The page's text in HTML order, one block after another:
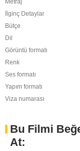
Metraj
İlginç Detaylar
Bütçe
Dil
Görüntü formatı
Renk
Ses formatı
Yapım formatı
Viza numarası
Bu Filmi
At: